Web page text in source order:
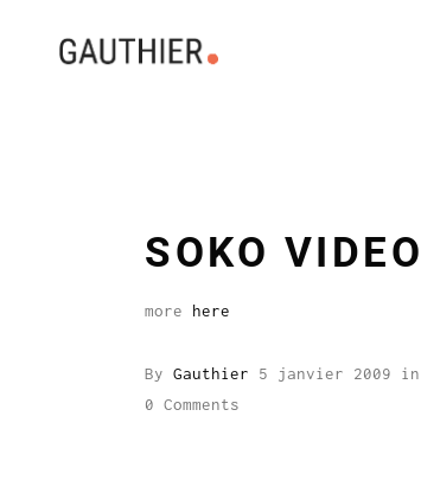
SOKO VIDEO
more here
By Gauthier 5 janvier 2009 in
0 Comments